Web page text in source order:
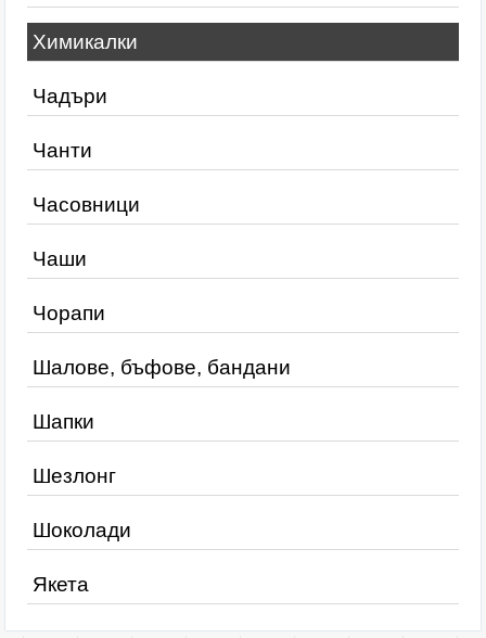
Химикалки
Чадъри
Чанти
Часовници
Чаши
Чорапи
Шалове, бъфове, бандани
Шапки
Шезлонг
Шоколади
Якета